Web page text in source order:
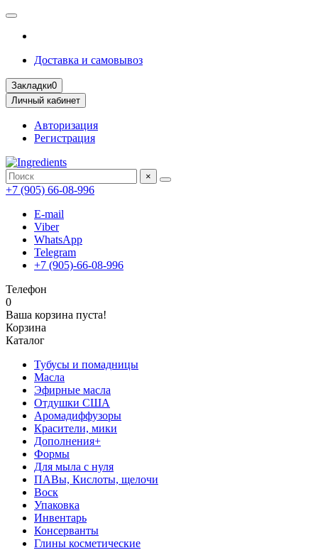
Доставка и самовывоз
Закладки0
Личный кабинет
Авторизация
Регистрация
×
+7 (905) 66-08-996
E-mail
Viber
WhatsApp
Telegram
+7 (905)-66-08-996
Телефон
0
Ваша корзина пуста!
Корзина
Каталог
Тубусы и помадницы
Масла
Эфирные масла
Отдушки США
Аромадиффузоры
Красители, мики
Дополнения+
Формы
Для мыла с нуля
ПАВы, Кислоты, щелочи
Воск
Упаковка
Инвентарь
Консерванты
Глины косметические